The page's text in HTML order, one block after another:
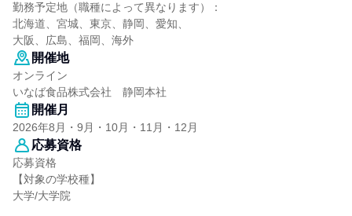
勤務予定地（職種によって異なります）：
北海道、宮城、東京、静岡、愛知、
大阪、広島、福岡、海外
開催地
オンライン
いなば食品株式会社 静岡本社
開催月
2026年8月・9月・10月・11月・12月
応募資格
応募資格
【対象の学校種】
大学/大学院